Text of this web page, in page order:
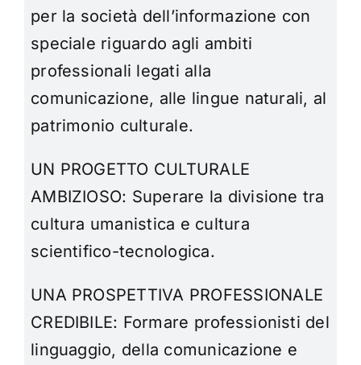
per la società dell’informazione con
speciale riguardo agli ambiti
professionali legati alla
comunicazione, alle lingue naturali, al
patrimonio culturale.
UN PROGETTO CULTURALE
AMBIZIOSO: Superare la divisione tra
cultura umanistica e cultura
scientifico-tecnologica.
UNA PROSPETTIVA PROFESSIONALE
CREDIBILE: Formare professionisti del
linguaggio, della comunicazione e